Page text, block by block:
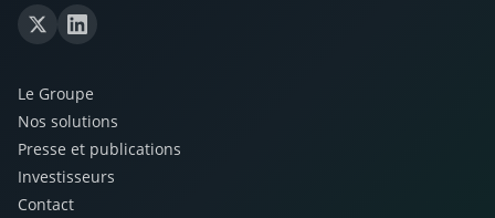
Le Groupe
Nos solutions
Presse et publications
Investisseurs
Contact